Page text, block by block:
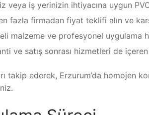
veya iş yerinizin ihtiyacına uygun
fazla firmadan fiyat teklifi alın ve
malzeme ve profesyonel uygulama
ve satış sonrası hizmetleri de
takip ederek, Erzurum’da homojen